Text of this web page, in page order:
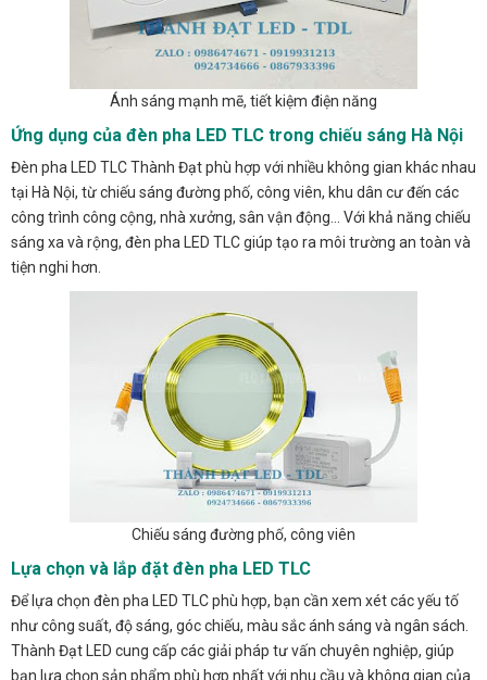
Ánh sáng mạnh mẽ, tiết kiệm điện năng
Ứng dụng của đèn pha LED TLC trong chiếu sáng Hà Nội
Đèn pha LED TLC Thành Đạt phù hợp với nhiều không gian khác nhau
tại Hà Nội, từ chiếu sáng đường phố, công viên, khu dân cư đến các
công trình công cộng, nhà xưởng, sân vận động… Với khả năng chiếu
sáng xa và rộng, đèn pha LED TLC giúp tạo ra môi trường an toàn và
tiện nghi hơn.
Chiếu sáng đường phố, công viên
Lựa chọn và lắp đặt đèn pha LED TLC
Để lựa chọn đèn pha LED TLC phù hợp, bạn cần xem xét các yếu tố
như công suất, độ sáng, góc chiếu, màu sắc ánh sáng và ngân sách.
Thành Đạt LED cung cấp các giải pháp tư vấn chuyên nghiệp, giúp
bạn lựa chọn sản phẩm phù hợp nhất với nhu cầu và không gian của